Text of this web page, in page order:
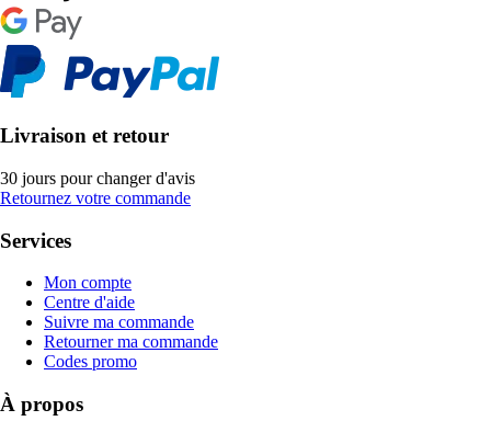
Livraison et retour
30 jours pour changer d'avis
Retournez votre commande
Services
Mon compte
Centre d'aide
Suivre ma commande
Retourner ma commande
Codes promo
À propos